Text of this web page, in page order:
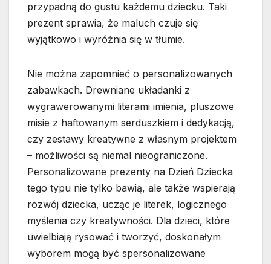
przypadną do gustu każdemu dziecku. Taki
prezent sprawia, że maluch czuje się
wyjątkowo i wyróżnia się w tłumie.
Nie można zapomnieć o personalizowanych
zabawkach. Drewniane układanki z
wygrawerowanymi literami imienia, pluszowe
misie z haftowanym serduszkiem i dedykacją,
czy zestawy kreatywne z własnym projektem
– możliwości są niemal nieograniczone.
Personalizowane prezenty na Dzień Dziecka
tego typu nie tylko bawią, ale także wspierają
rozwój dziecka, ucząc je literek, logicznego
myślenia czy kreatywności. Dla dzieci, które
uwielbiają rysować i tworzyć, doskonałym
wyborem mogą być spersonalizowane